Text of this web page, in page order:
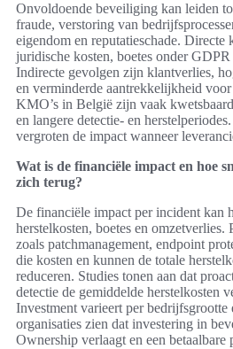
Onvoldoende beveiliging kan leiden
fraude, verstoring van
eigendom en reputatieschade. Directe
juridische kosten, boetes onder
Indirecte gevolgen zijn klantverlies,
en verminderde aantrekkelijkheid voor
KMO’s in België zijn vaak
en langere detectie- en
vergroten de impact wanneer
Wat is de financiële impact en hoe
zich terug?
De financiële impact per incident kan
herstelkosten, boetes en omzetverlies.
zoals patchmanagement, endpoint
die kosten en kunnen de totale
reduceren. Studies tonen aan dat
detectie de gemiddelde herstelkosten
Investment varieert per bedrijfsgrootte
organisaties zien dat investering in
Ownership verlaagt en een betaalbare